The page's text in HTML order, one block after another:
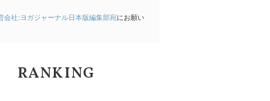
会社:ヨガジャーナル日本版編集部宛にお願い
RANKING